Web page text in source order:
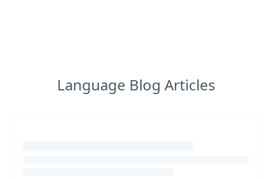
Language Blog Articles